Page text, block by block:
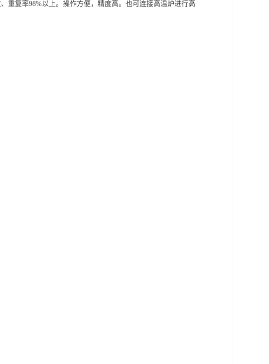
重复率98%以上。操作方便，精度高。也可连接高温炉进行高